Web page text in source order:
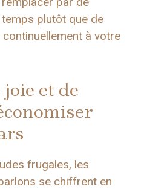
plutôt que de
à votre
joie et de
frugales, les
se chiffrent en